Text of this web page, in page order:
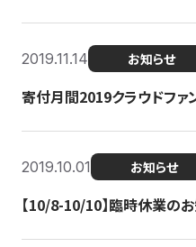
2019.11.14 お知らせ
寄付月間2019クラウドファ
2019.10.01 お知らせ
【10/8-10/10】臨時休業の